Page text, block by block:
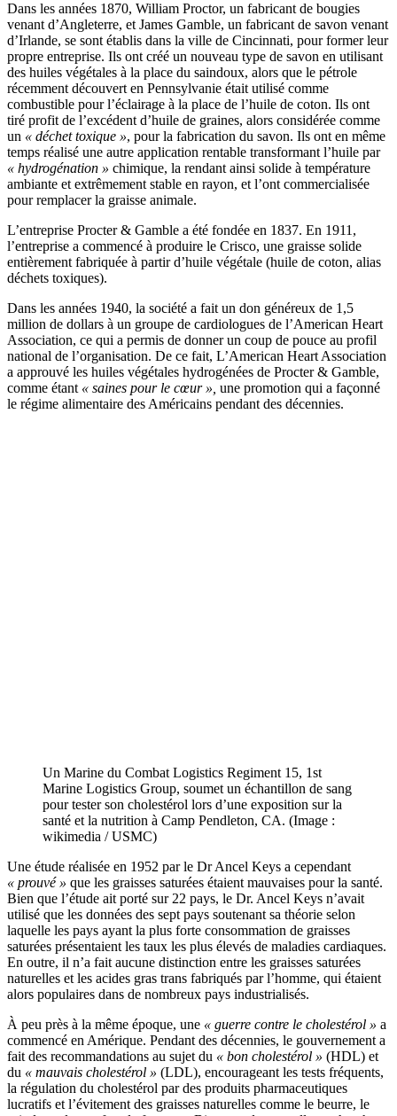
Dans les années 1870, William Proctor, un fabricant de bougies
venant d’Angleterre, et James Gamble, un fabricant de savon venant
d’Irlande, se sont établis dans la ville de Cincinnati, pour former leur
propre entreprise. Ils ont créé un nouveau type de savon en utilisant
des huiles végétales à la place du saindoux, alors que le pétrole
récemment découvert en Pennsylvanie était utilisé comme
combustible pour l’éclairage à la place de l’huile de coton. Ils ont
tiré profit de l’excédent d’huile de graines, alors considérée comme
un « déchet toxique », pour la fabrication du savon. Ils ont en même
temps réalisé une autre application rentable transformant l’huile par
« hydrogénation » chimique, la rendant ainsi solide à température
ambiante et extrêmement stable en rayon, et l’ont commercialisée
pour remplacer la graisse animale.
L’entreprise Procter & Gamble a été fondée en 1837. En 1911,
l’entreprise a commencé à produire le Crisco, une graisse solide
entièrement fabriquée à partir d’huile végétale (huile de coton, alias
déchets toxiques).
Dans les années 1940, la société a fait un don généreux de 1,5
million de dollars à un groupe de cardiologues de l’American Heart
Association, ce qui a permis de donner un coup de pouce au profil
national de l’organisation. De ce fait, L’American Heart Association
a approuvé les huiles végétales hydrogénées de Procter & Gamble,
comme étant « saines pour le cœur », une promotion qui a façonné
le régime alimentaire des Américains pendant des décennies.
Un Marine du Combat Logistics Regiment 15, 1st
Marine Logistics Group, soumet un échantillon de sang
pour tester son cholestérol lors d’une exposition sur la
santé et la nutrition à Camp Pendleton, CA. (Image :
wikimedia / USMC)
Une étude réalisée en 1952 par le Dr Ancel Keys a cependant
« prouvé » que les graisses saturées étaient mauvaises pour la santé.
Bien que l’étude ait porté sur 22 pays, le Dr. Ancel Keys n’avait
utilisé que les données des sept pays soutenant sa théorie selon
laquelle les pays ayant la plus forte consommation de graisses
saturées présentaient les taux les plus élevés de maladies cardiaques.
En outre, il n’a fait aucune distinction entre les graisses saturées
naturelles et les acides gras trans fabriqués par l’homme, qui étaient
alors populaires dans de nombreux pays industrialisés.
À peu près à la même époque, une « guerre contre le cholestérol » a
commencé en Amérique. Pendant des décennies, le gouvernement a
fait des recommandations au sujet du « bon cholestérol » (HDL) et
du « mauvais cholestérol » (LDL), encourageant les tests fréquents,
la régulation du cholestérol par des produits pharmaceutiques
lucratifs et l’évitement des graisses naturelles comme le beurre, le